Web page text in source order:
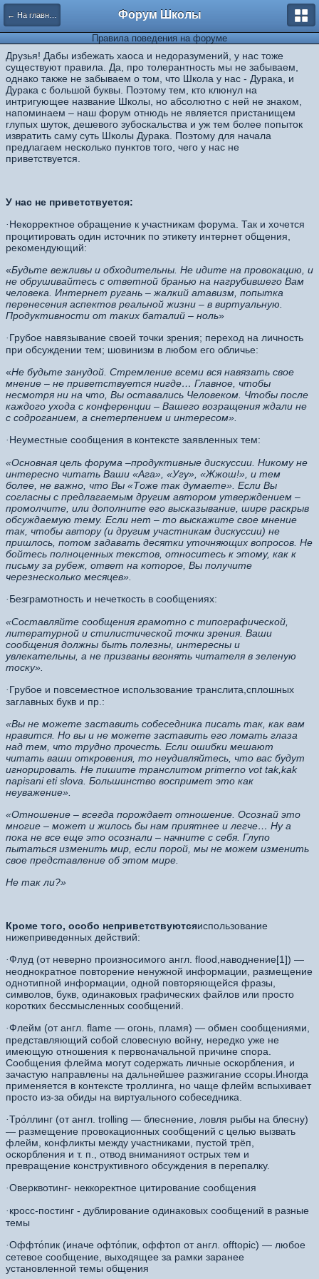
← На главную страницу Форум Школы
Правила поведения на форуме
Друзья! Дабы избежать хаоса и недоразумений, у нас тоже
существуют правила. Да, про толерантность мы не забываем,
однако также не забываем о том, что Школа у нас - Дурака, и
Дурака с большой буквы. Поэтому тем, кто клюнул на
интригующее название Школы, но абсолютно с ней не знаком,
напоминаем – наш форум отнюдь не является пристанищем
глупых шуток, дешевого зубоскальства и уж тем более попыток
извратить саму суть Школы Дурака. Поэтому для начала
предлагаем несколько пунктов того, чего у нас не
приветствуется.
У нас не приветствуется:
· Некорректное обращение к участникам форума. Так и хочется
процитировать один источник по этикету интернет общения,
рекомендующий:
«Будьте вежливы и обходительны. Не идите на провокацию, и
не обрушивайтесь с ответной бранью на нагрубившего Вам
человека. Интернет ругань – жалкий атавизм, попытка
перенесения аспектов реальной жизни – в виртуальную.
Продуктивности от таких баталий – ноль»
· Грубое навязывание своей точки зрения; переход на личность
при обсуждении тем; шовинизм в любом его обличье:
«Не будьте занудой. Стремление всеми вся навязать свое
мнение – не приветствуется нигде… Главное, чтобы
несмотря ни на что, Вы оставались Человеком. Чтобы после
каждого ухода с конференции – Вашего возращения ждали не
с содроганием, а снетерпением и интересом».
· Неуместные сообщения в контексте заявленных тем:
«Основная цель форума –продуктивные дискуссии. Никому не
интересно читать Ваши «Ага», «Угу», «Жжош!», и тем
более, не важно, что Вы «Тоже так думаете». Если Вы
согласны с предлагаемым другим автором утверждением –
промолчите, или дополните его высказывание, шире раскрыв
обсуждаемую тему. Если нет – то выскажите свое мнение
так, чтобы автору (и другим участникам дискуссии) не
пришлось, потом задавать десятки уточняющих вопросов. Не
бойтесь полноценных текстов, относитесь к этому, как к
письму за рубеж, ответ на которое, Вы получите
черезнесколько месяцев».
· Безграмотность и нечеткость в сообщениях:
«Составляйте сообщения грамотно с типографической,
литературной и стилистической точки зрения. Ваши
сообщения должны быть полезны, интересны и
увлекательны, а не призваны вгонять читателя в зеленую
тоску».
· Грубое и повсеместное использование транслита,сплошных
заглавных букв и пр.:
«Вы не можете заставить собеседника писать так, как вам
нравится. Но вы и не можете заставить его ломать глаза
над тем, что трудно прочесть. Если ошибки мешают
читать ваши откровения, то неудивляйтесь, что вас будут
игнорировать. Не пишите транслитом primerno vot tak,kak
napisani eti slova. Большинство воспримет это как
неуважение».
«Отношение – всегда порождает отношение. Осознай это
многие – может и жилось бы нам приятнее и легче… Ну а
пока не все еще это осознали – начните с себя. Глупо
пытаться изменить мир, если порой, мы не можем изменить
свое представление об этом мире.
Не так ли?»
Кроме того, особо неприветствуютсяиспользование
нижеприведенных действий:
·Флуд (от неверно произносимого англ. flood,наводнение[1]) —
неоднократное повторение ненужной информации, размещение
однотипной информации, одной повторяющейся фразы,
символов, букв, одинаковых графических файлов или просто
коротких бессмысленных сообщений.
·Флейм (от англ. flame — огонь, пламя) — обмен сообщениями,
представляющий собой словесную войну, нередко уже не
имеющую отношения к первоначальной причине спора.
Сообщения флейма могут содержать личные оскорбления, и
зачастую направлены на дальнейшее разжигание ссоры.Иногда
применяется в контексте троллинга, но чаще флейм вспыхивает
просто из-за обиды на виртуального собеседника.
·Тро́ллинг (от англ. trolling — блеснение, ловля рыбы на блесну)
— размещение провокационных сообщений с целью вызвать
флейм, конфликты между участниками, пустой трёп,
оскорбления и т. п., отвод вниманияот острых тем и
превращение конструктивного обсуждения в перепалку.
·Оверквотинг- неккоректное цитирование сообщения
· кросс-постинг - дублирование одинаковых сообщений в разные
темы
·Оффто́пик (иначе офто́пик, оффтоп от англ. offtopic) — любое
сетевое сообщение, выходящее за рамки заранее
установленной темы общения